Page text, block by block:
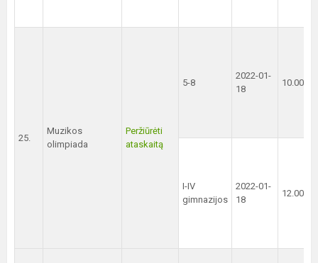
25.
Muzikos
olimpiada
Peržiūrėti
ataskaitą
5-8
2022-01-
18
10.00
I-IV
gimnazijos
2022-01-
18
12.00